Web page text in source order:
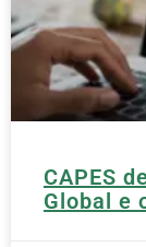
CAPES
Global e